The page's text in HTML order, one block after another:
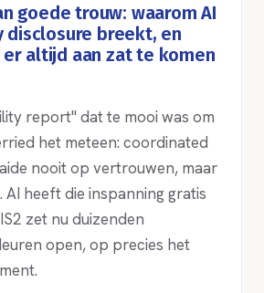
goede trouw: waarom AI
disclosure breekt, en
altijd aan zat te komen
report" dat te mooi was om
het meteen: coordinated
nooit op vertrouwen, maar
AI heeft die inspanning gratis
zet nu duizenden
open, op precies het